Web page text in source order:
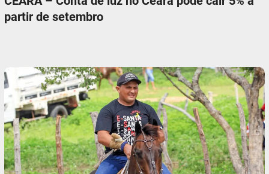
partir de setembro